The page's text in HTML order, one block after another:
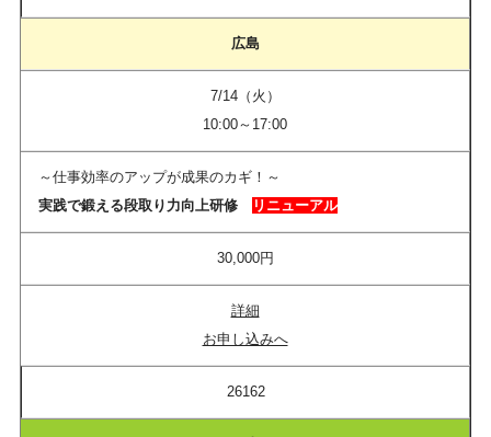
広島
7/14（火）
10:00～17:00
～仕事効率のアップが成果のカギ！～
実践で鍛える段取り力向上研修​
リニューアル
30,000円
詳細
お申し込みへ
26162